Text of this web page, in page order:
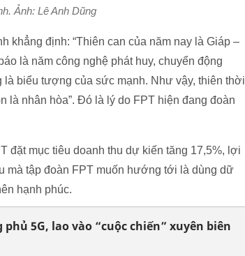
Ảnh: Lê Anh Dũng
khẳng định: “Thiên can của năm nay là Giáp –
là năm công nghệ phát huy, chuyển động
là biểu tượng của sức mạnh. Như vậy, thiên thời
là nhân hòa”. Đó là lý do FPT hiện đang đoàn
đặt mục tiêu doanh thu dự kiến tăng 17,5%, lợi
mà tập đoàn FPT muốn hướng tới là dùng dữ
hạnh phúc.
5G, lao vào “cuộc chiến” xuyên biên